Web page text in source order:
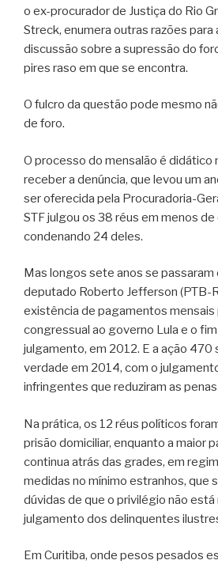
o ex-procurador de Justiça do Rio
Streck, enumera outras razões para
discussão sobre a supressão do
pires raso em que se encontra.
O fulcro da questão pode mesmo
de foro.
O processo do mensalão é didático
receber a denúncia, que levou um
ser oferecida pela Procuradoria-
STF julgou os 38 réus em menos
condenando 24 deles.
Mas longos sete anos se passaram
deputado Roberto Jefferson (PTB-
existência de pagamentos mensais
congressual ao governo Lula e o
julgamento, em 2012. E a ação 470
verdade em 2014, com o
infringentes que reduziram as
Na prática, os 12 réus políticos
prisão domiciliar, enquanto a maior
continua atrás das grades, em
medidas no mínimo estranhos, que
dúvidas de que o privilégio não está
julgamento dos delinquentes
Em Curitiba, onde pesos pesados